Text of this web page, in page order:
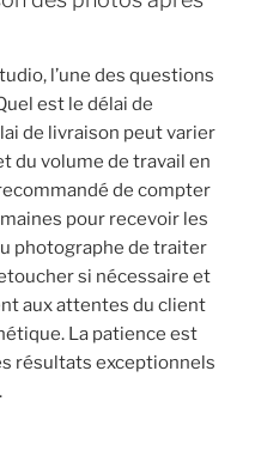
l’une des questions
est le délai de
de livraison peut varier
du volume de travail en
de compter
pour recevoir les
photographe de traiter
si nécessaire et
aux attentes du client
La patience est
résultats exceptionnels